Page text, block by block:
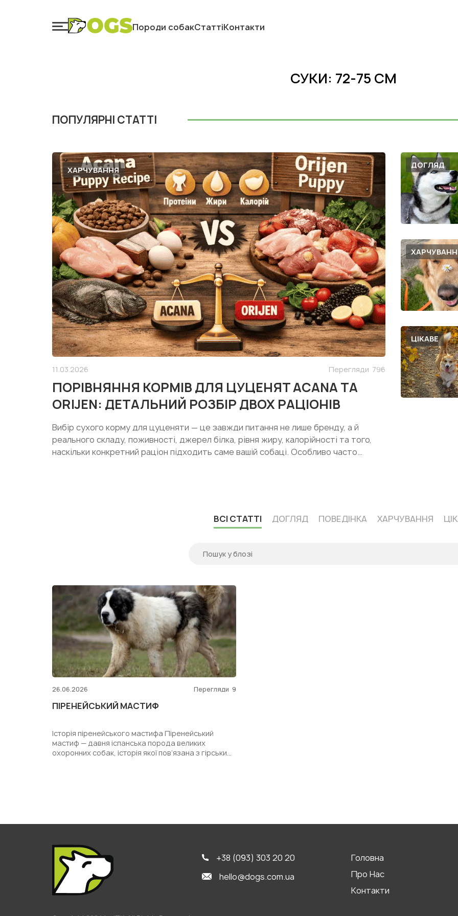
Породи собакСтаттіКонтакти
СУКИ: 72-75 СМ
ПОПУЛЯРНІ СТАТТІ
ХАРЧУВАННЯ
11.03.2026 Перегляди 796
ПОРІВНЯННЯ КОРМІВ ДЛЯ ЦУЦЕНЯТ ACANA ТА
ORIJEN: ДЕТАЛЬНИЙ РОЗБІР ДВОХ РАЦІОНІВ
Вибір сухого корму для цуценяти — це завжди питання не лише бренду, а й
реального складу, поживності, джерел білка, рівня жиру, калорійності та того,
наскільки конкретний раціон підходить саме вашій собаці. Особливо часто
ДОГЛЯД
ЦІКАВЕ
ВСІ СТАТТІ ДОГЛЯД ПОВЕДІНКА ХАРЧУВАННЯ
26.06.2026 Перегляди 9
ПІРЕНЕЙСЬКИЙ МАСТИФ
Історія піренейського мастифа Піренейський
мастиф — давня іспанська порода великих
охоронних собак, історія якої пов’язана з гірськими
+38 (093) 303 20 20
hello@dogs.com.ua
Головна
Про Нас
Контакти